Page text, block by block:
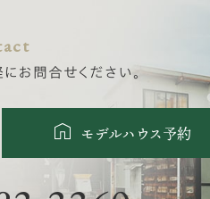
お問合せください。
モデルハウス予約